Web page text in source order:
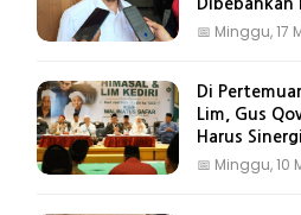
Dibebankan
📅 Minggu, 17
Di
Lim, Gus
Harus
📅 Minggu, 10